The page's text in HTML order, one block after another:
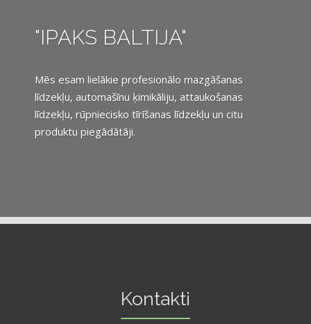
"IPAKS BALTIJA"
Mēs esam lielākie profesionālo mazgāšanas
līdzekļu, automašīnu ķimikāliju, attaukošanas
līdzekļu, rūpniecisko tīrīšanas līdzekļu un citu
produktu piegādātāji.
Kontakti